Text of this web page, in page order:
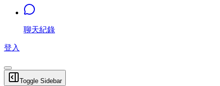
聊天紀錄
登入
Toggle Sidebar